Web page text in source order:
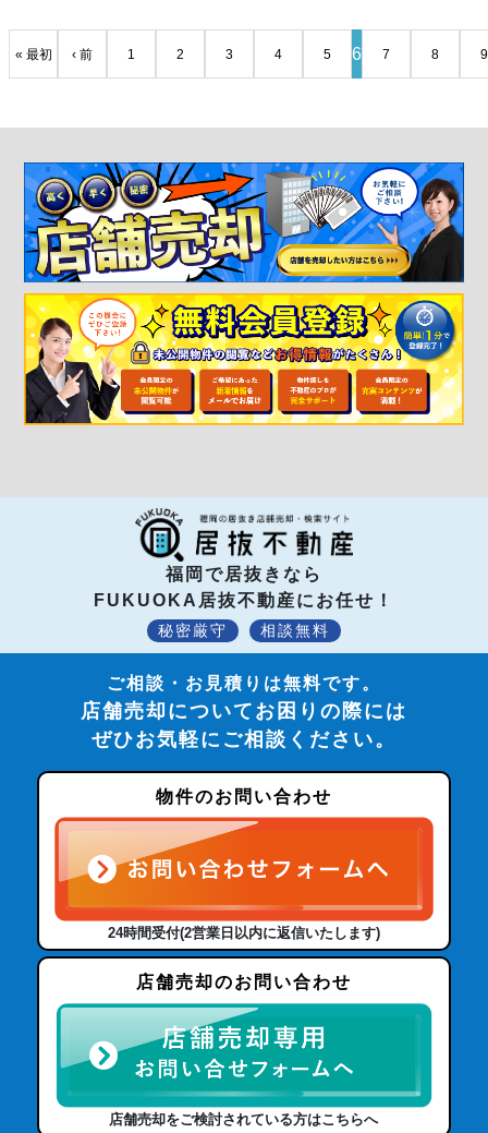
« 最初 ‹ 前 1 2 3 4 5 6 7 8 9
福岡で居抜きなら
FUKUOKA居抜不動産にお任せ！
秘密厳守 相談無料
ご相談・お見積りは無料です。
店舗売却についてお困りの際には
ぜひお気軽にご相談ください。
物件のお問い合わせ
24時間受付(2営業日以内に返信いたします)
店舗売却のお問い合わせ
店舗売却をご検討されている方はこちらへ